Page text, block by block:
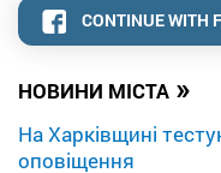
НОВИНИ МІСТА »
На Харківщині
оповіщення
CONTINUE WITH